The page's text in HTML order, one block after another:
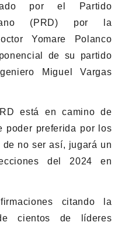
por el Partido
(PRD) por la
Yomare Polanco
de su partido
Miguel Vargas
está en camino de
poder preferida por los
no ser así, jugará un
del 2024 en
citando la
cientos de líderes